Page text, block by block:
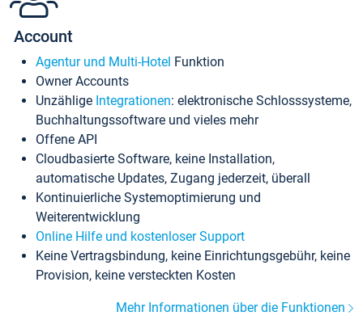
Account
Agentur und Multi-Hotel Funktion
Owner Accounts
Unzählige Integrationen: elektronische Schlosssysteme,
Buchhaltungssoftware und vieles mehr
Offene API
Cloudbasierte Software, keine Installation,
automatische Updates, Zugang jederzeit, überall
Kontinuierliche Systemoptimierung und
Weiterentwicklung
Online Hilfe und kostenloser Support
Keine Vertragsbindung, keine Einrichtungsgebühr, keine
Provision, keine versteckten Kosten
Mehr Informationen über die Funktionen